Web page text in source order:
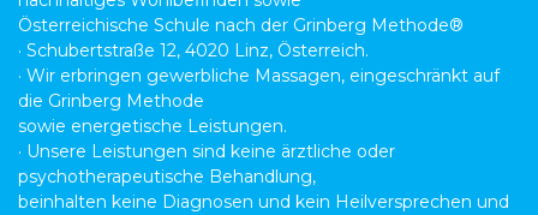
Österreichische Schule nach der Grinberg Methode®
· Schubertstraße 12, 4020 Linz, Österreich.
· Wir erbringen gewerbliche Massagen, eingeschränkt auf
die Grinberg Methode
sowie energetische Leistungen.
· Unsere Leistungen sind keine ärztliche oder
psychotherapeutische Behandlung,
beinhalten keine Diagnosen und kein Heilversprechen und